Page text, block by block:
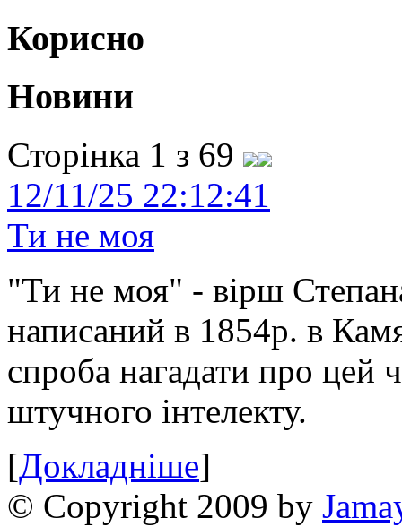
Корисно
Новини
Сторінка 1 з 69
12/11/25 22:12:41
Ти не моя
"Ти не моя" - вірш
написаний в 1854р. в
спроба нагадати про цей
штучного інтелекту.
[Докладніше]
© Copyright 2009 by